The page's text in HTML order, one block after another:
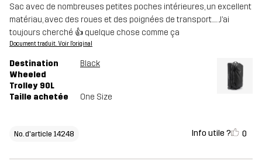
Sac avec de nombreuses petites poches intérieures, un excellent
matériau, avec des roues et des poignées de transport..... J’ai
toujours cherché 👍 quelque chose comme ça
Document traduit. Voir l'original
Destination
Wheeled
Trolley 90L
Black
Taille achetée One Size
No. d'article 14248 Info utile ? 0